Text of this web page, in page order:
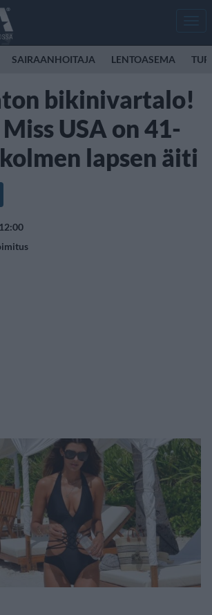
SAIRAANHOITAJA LENTOASEMA
bikinivartalo!
USA on 41-
lapsen äiti